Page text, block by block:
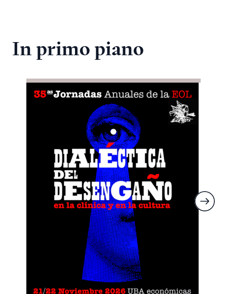
In primo piano